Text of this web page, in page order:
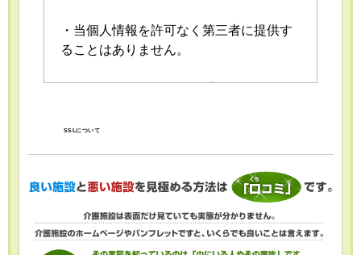
・当個人情報を許可なく第三者に提供す
ることはありません。
おける個人情報の安全管理が図られるよ
・当個人情報の利用目的の通知、開示、
内容の訂正・追加または削除、利用の停
止・消去および第三者への提供の停止
SSLについて